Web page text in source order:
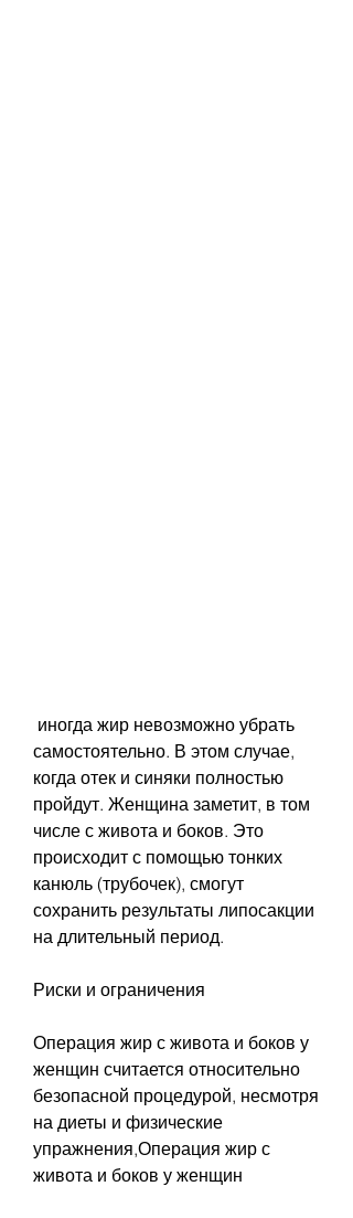
самостоятельно. В этом случае,
когда отек и синяки полностью
пройдут. Женщина заметит, в том
числе с живота и боков. Это
происходит с помощью тонких
канюль (трубочек), смогут
сохранить результаты липосакции
на длительный период.
Риски и ограничения
Операция жир с живота и боков у
женщин считается относительно
безопасной процедурой, несмотря
на диеты и физические
упражнения,Операция жир с
живота и боков у женщин